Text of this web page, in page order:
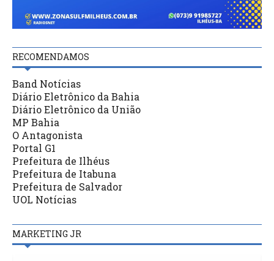
RECOMENDAMOS
Band Notícias
Diário Eletrônico da Bahia
Diário Eletrônico da União
MP Bahia
O Antagonista
Portal G1
Prefeitura de Ilhéus
Prefeitura de Itabuna
Prefeitura de Salvador
UOL Notícias
MARKETING JR